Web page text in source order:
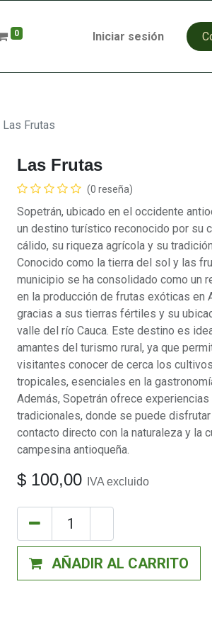
0 Iniciar sesión
Las Frutas
Las Frutas
(0 reseña)
Sopetrán, ubicado en el occidente
un destino turístico reconocido por su
cálido, su riqueza agrícola y su
Conocido como la tierra del sol y las
municipio se ha consolidado como un
en la producción de frutas exóticas en
gracias a sus tierras fértiles y su
valle del río Cauca. Este destino es
amantes del turismo rural, ya que
visitantes conocer de cerca los
tropicales, esenciales en la
Además, Sopetrán ofrece experiencias
tradicionales, donde se puede
contacto directo con la naturaleza y la
campesina antioqueña.
$ 100,00 IVA excluido
AÑADIR AL CARRITO